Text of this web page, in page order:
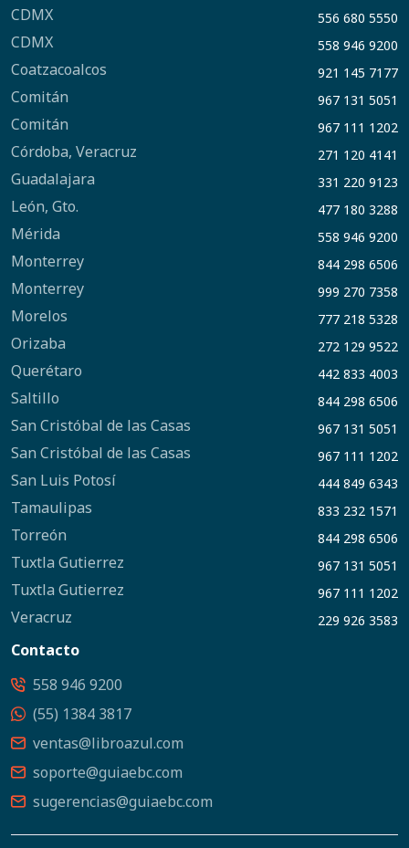
CDMX 556 680 5550
CDMX 558 946 9200
Coatzacoalcos 921 145 7177
Comitán 967 131 5051
Comitán 967 111 1202
Córdoba, Veracruz 271 120 4141
Guadalajara 331 220 9123
León, Gto. 477 180 3288
Mérida 558 946 9200
Monterrey 844 298 6506
Monterrey 999 270 7358
Morelos 777 218 5328
Orizaba 272 129 9522
Querétaro 442 833 4003
Saltillo 844 298 6506
San Cristóbal de las Casas 967 131 5051
San Cristóbal de las Casas 967 111 1202
San Luis Potosí 444 849 6343
Tamaulipas 833 232 1571
Torreón 844 298 6506
Tuxtla Gutierrez 967 131 5051
Tuxtla Gutierrez 967 111 1202
Veracruz 229 926 3583
Contacto
558 946 9200
(55) 1384 3817
ventas@libroazul.com
soporte@guiaebc.com
sugerencias@guiaebc.com